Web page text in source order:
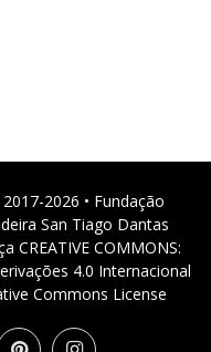
2026 • Fundação
San Tiago Dantas
CREATIVE COMMONS:
4.0 Internacional
Commons License